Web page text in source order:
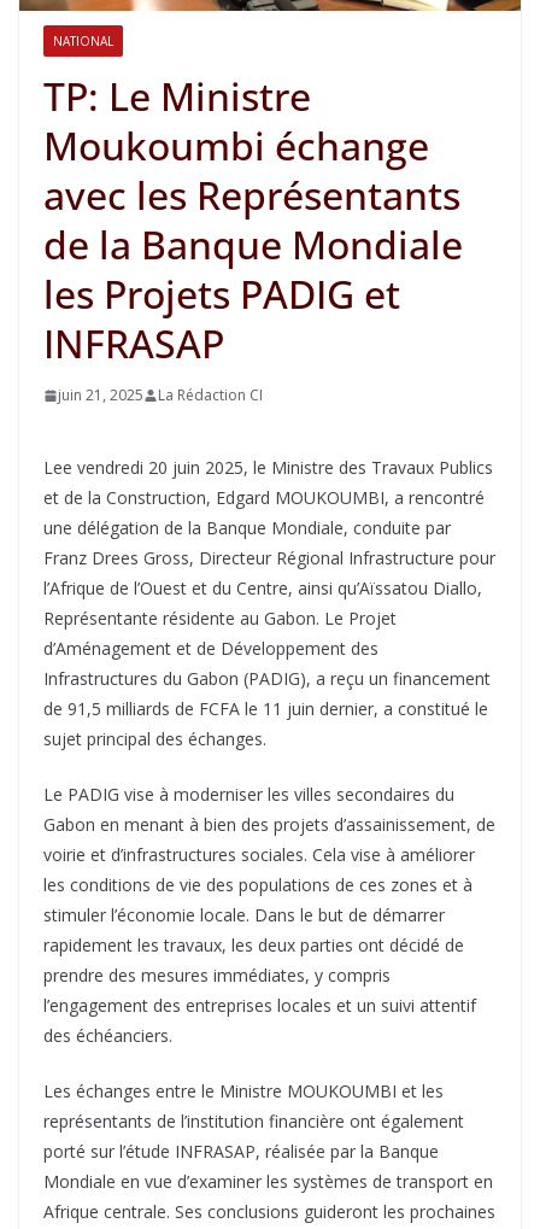
NATIONAL
TP: Le Ministre
Moukoumbi échange
avec les Représentants
de la Banque Mondiale
les Projets PADIG et
INFRASAP
juin 21, 2025 La Rédaction CI
Lee vendredi 20 juin 2025, le Ministre des Travaux Publics
et de la Construction, Edgard MOUKOUMBI, a rencontré
une délégation de la Banque Mondiale, conduite par
Franz Drees Gross, Directeur Régional Infrastructure pour
l’Afrique de l’Ouest et du Centre, ainsi qu’Aïssatou Diallo,
Représentante résidente au Gabon. Le Projet
d’Aménagement et de Développement des
Infrastructures du Gabon (PADIG), a reçu un financement
de 91,5 milliards de FCFA le 11 juin dernier, a constitué le
sujet principal des échanges.
Le PADIG vise à moderniser les villes secondaires du
Gabon en menant à bien des projets d’assainissement, de
voirie et d’infrastructures sociales. Cela vise à améliorer
les conditions de vie des populations de ces zones et à
stimuler l’économie locale. Dans le but de démarrer
rapidement les travaux, les deux parties ont décidé de
prendre des mesures immédiates, y compris
l’engagement des entreprises locales et un suivi attentif
des échéanciers.
Les échanges entre le Ministre MOUKOUMBI et les
représentants de l’institution financière ont également
porté sur l’étude INFRASAP, réalisée par la Banque
Mondiale en vue d’examiner les systèmes de transport en
Afrique centrale. Ses conclusions guideront les prochaines